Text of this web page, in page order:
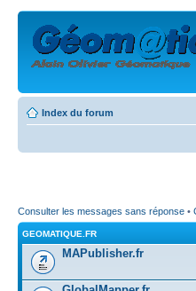
Index du forum
Consulter les messages sans réponse •
GEOMATIQUE.FR
MAPublisher.fr